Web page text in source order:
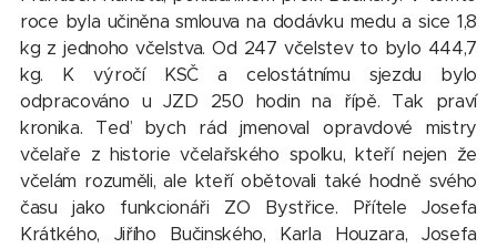
roce byla učiněna smlouva na dodávku medu a sice 1,8
kg z jednoho včelstva. Od 247 včelstev to bylo 444,7
kg. K výročí KSČ a celostátnímu sjezdu bylo
odpracováno u JZD 250 hodin na řípě. Tak praví
kronika. Teď bych rád jmenoval opravdové mistry
včelaře z historie včelařského spolku, kteří nejen že
včelám rozuměli, ale kteří obětovali také hodně svého
času jako funkcionáři ZO Bystřice. Přítele Josefa
Krátkého, Jiřího Bučinského, Karla Houzara, Josefa